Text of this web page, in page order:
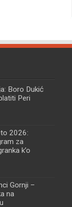
Boro Dukić
Peri
2026:
za
k’o
Gornji –
na